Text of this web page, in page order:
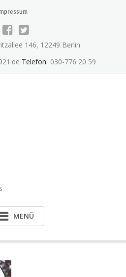
146, 12249 Berlin
Telefon: 030-776 20 59
MENÜ